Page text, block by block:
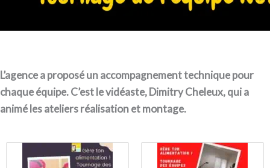
L’agence a proposé un accompagnement technique pour
chaque équipe. C’est le vidéaste, Dimitry Cheleux, qui a
animé les ateliers réalisation et montage.